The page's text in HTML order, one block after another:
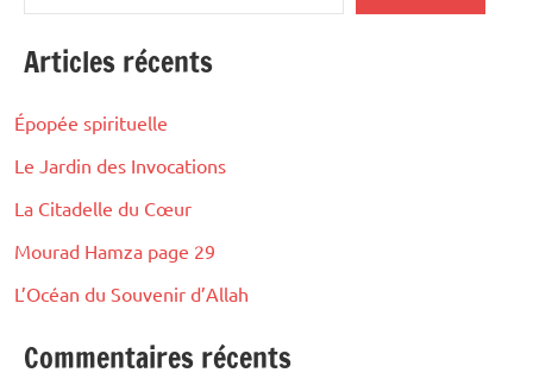
Articles récents
Épopée spirituelle
Le Jardin des Invocations
La Citadelle du Cœur
Mourad Hamza page 29
L’Océan du Souvenir d’Allah
Commentaires récents